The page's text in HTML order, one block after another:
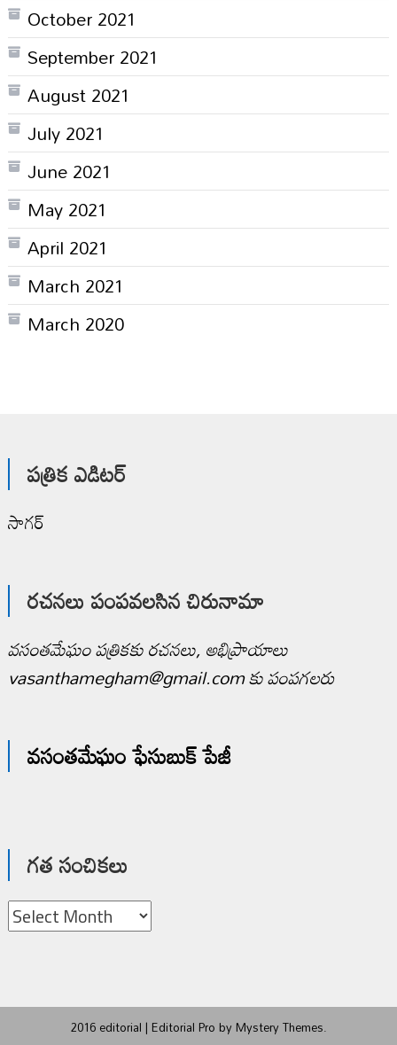
October 2021
September 2021
August 2021
July 2021
June 2021
May 2021
April 2021
March 2021
March 2020
పత్రిక ఎడిటర్
సాగర్
రచనలు పంపవలసిన చిరునామా
వసంతమేఘం పత్రికకు రచనలు, అభిప్రాయాలు
vasanthamegham@gmail.com కు పంపగలరు
వసంతమేఘం ఫేసుబుక్ పేజీ
గత సంచికలు
గత
సంచికలు
2016 editorial|Editorial Pro byMystery Themes.